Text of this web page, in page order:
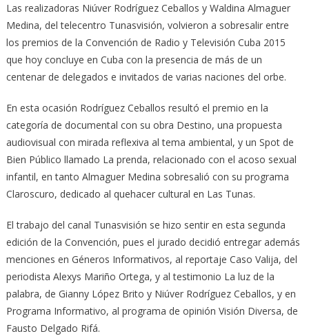
Las realizadoras Niúver Rodríguez Ceballos y Waldina Almaguer
Medina, del telecentro Tunasvisión, volvieron a sobresalir entre
los premios de la Convención de Radio y Televisión Cuba 2015
que hoy concluye en Cuba con la presencia de más de un
centenar de delegados e invitados de varias naciones del orbe.
En esta ocasión Rodríguez Ceballos resultó el premio en la
categoría de documental con su obra Destino, una propuesta
audiovisual con mirada reflexiva al tema ambiental, y un Spot de
Bien Público llamado La prenda, relacionado con el acoso sexual
infantil, en tanto Almaguer Medina sobresalió con su programa
Claroscuro, dedicado al quehacer cultural en Las Tunas.
El trabajo del canal Tunasvisión se hizo sentir en esta segunda
edición de la Convención, pues el jurado decidió entregar además
menciones en Géneros Informativos, al reportaje Caso Valija, del
periodista Alexys Mariño Ortega, y al testimonio La luz de la
palabra, de Gianny López Brito y Niúver Rodríguez Ceballos, y en
Programa Informativo, al programa de opinión Visión Diversa, de
Fausto Delgado Rifá.